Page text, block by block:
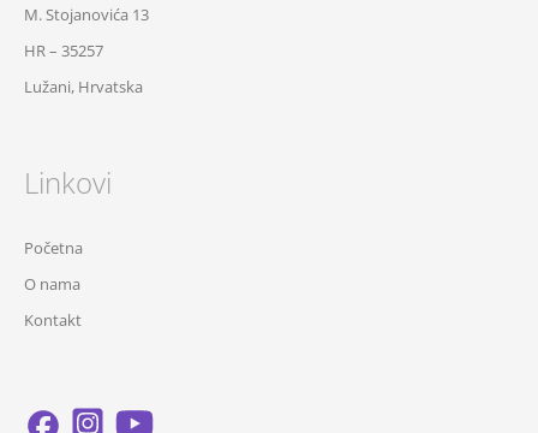
M. Stojanovića 13
HR – 35257
Lužani, Hrvatska
Linkovi
Početna
O nama
Kontakt